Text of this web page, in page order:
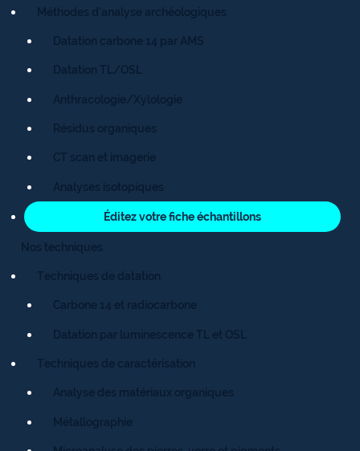
Méthodes d’analyse archéologiques
Datation carbone 14 par AMS
Datation TL/OSL
Anthracologie/Xylologie
Résidus organiques
CT scan et imagerie
Analyses isotopiques
Éditez votre fiche échantillons
Nos techniques
Techniques de datation
Carbone 14 et radiocarbone
Datation par luminescence TL et OSL
Techniques de caractérisation
Analyse des matériaux organiques
Métallographie